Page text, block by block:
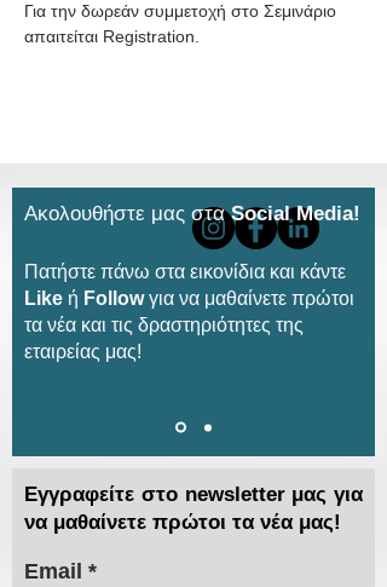
Για την δωρεάν συμμετοχή στο Σεμινάριο
απαιτείται Registration.
Ακολουθήστε μας σταSocial Media!
Πατήστε πάνω στα εικονίδια και κάντε
Like ή Followγια να μαθαίνετε πρώτοι
τα νέα και τις δραστηριότητες της
εταιρείας μας!
Εγγραφείτε στο newsletter μας για
να μαθαίνετε πρώτοι τα νέα μας!
Email